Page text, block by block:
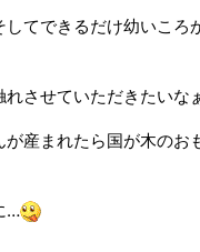
してできるだけ幼いころ
れさせていただきたいな
が産まれたら国が木のお
…